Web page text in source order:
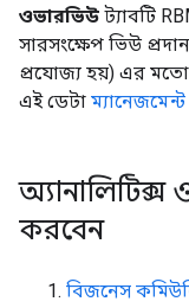
ওভারভিউ ট্যাবটি
সারসংক্ষেপ ভিউ
প্রযোজ্য হয়) এর মতো
এই ডেটা
অ্যানালিটিক্স
করবেন
বিজনেস